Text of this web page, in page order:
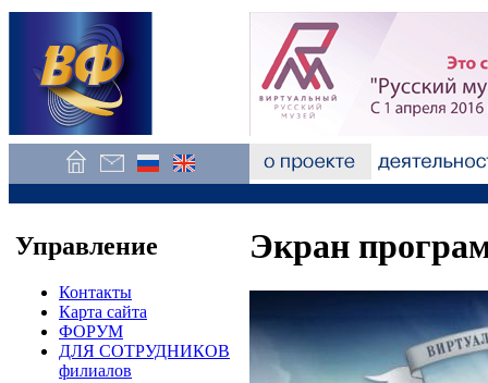
Управление
Контакты
Карта сайта
ФОРУМ
ДЛЯ СОТРУДНИКОВ
филиалов
Экран